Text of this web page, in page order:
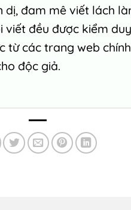
dị, đam mê viết lách
viết đều được kiểm
từ các trang web
độc giả.